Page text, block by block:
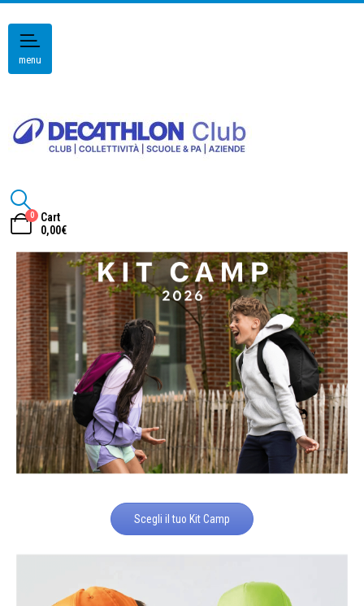
menu
0
Cart
0,00€
Scegli il tuo Kit Camp